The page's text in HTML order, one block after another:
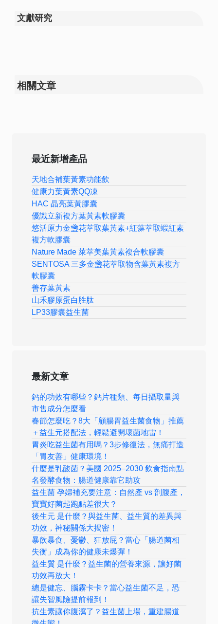
文獻研究
相關文章
最近新增產品
天地合補葉黃素功能飲
健康力葉黃素QQ凍
HAC 晶亮葉黃膠囊
優識立新複方葉黃素軟膠囊
悠活原力金盞花萃取葉黃素+紅藻萃取蝦紅素
複方軟膠囊
Nature Made 萊萃美葉黃素複合軟膠囊
SENTOSA 三多金盞花萃取物含葉黃素複方
軟膠囊
善存葉黃素
山禾膠原蛋白胜肽
LP33膠囊益生菌
最新文章
鈣的功效有哪些？鈣片種類、每日攝取量與
市售成分怎麼看
春節怎麼吃？8大「顧腸胃益生菌食物」推薦
＋益生元搭配法，輕鬆避開壞菌地雷！
胃炎吃益生菌有用嗎？3步修復法，無痛打造
「胃友善」健康環境！
什麼是乳酸菌？美國 2025–2030 飲食指南點
名發酵食物：腸道健康靠它助攻
益生菌 孕婦補充要注意：自然產 vs 剖腹產，
寶寶好菌起跑點差很大？
後生元 是什麼？與益生菌、益生質的差異與
功效，神秘關係大揭密！
暴飲暴食、憂鬱、狂放屁？當心「腸道菌相
失衡」成為你的健康未爆彈！
益生質 是什麼？益生菌的營養來源，讓好菌
功效再放大！
總是健忘、腦霧卡卡？當心益生菌不足，恐
讓失智風險提前報到！
抗生素讓你腹瀉了？益生菌上場，重建腸道